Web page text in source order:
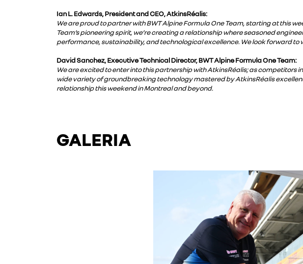
Ian L. Edwards, President and CEO, AtkinsRéalis:
We are proud to partner with BWT Alpine Formula One Team, starting at this
Team’s pioneering spirit, we’re creating a relationship where seasoned
performance, sustainability, and technological excellence. We look forward
David Sanchez, Executive Technical Director, BWT Alpine Formula One Team:
We are excited to enter into this partnership with AtkinsRéalis; as competitors
wide variety of groundbreaking technology mastered by AtkinsRéalis
relationship this weekend in Montreal and beyond.
GALERIA